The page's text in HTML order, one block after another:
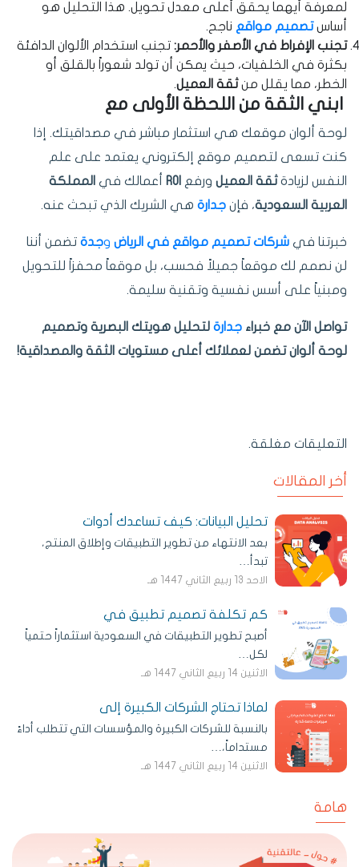
لمعرفة أيهما يحقق أعلى معدل تحويل. هذا التحليل هو
أساستصميم مواقع ناجح.
تجنب الإفراط في الأصفر والأحمر: تجنب استخدام الألوان الدافئة
بكثرة في الخلفيات، حيث يمكن أن تولد شعوراً بالقلق أو
الخطر، مما يقلل منثقة العميل.
ابني الثقة من اللحظة الأولى مع
لوحة ألوان موقعك هي استثمار مباشر في مصداقيتك. إذا
كنت تسعى لتصميم موقع إلكتروني يعتمد على علم
النفس لزيادةثقة العميل ورفع ROI أعمالك في المملكة
العربية السعودية، فإن جدارة هي الشريك الذي تبحث عنه.
خبرتنا في شركات تصميم مواقع في الرياض وجدة تضمن أننا
لن نصمم لك موقعاً جميلاً فحسب، بل موقعاً محفزاً للتحويل
ومبنياً على أسس نفسية وتقنية سليمة.
تواصل الآن مع خبراء جدارة لتحليل هويتك البصرية وتصميم
لوحة ألوان تضمن لعملائك أعلى مستويات الثقة والمصداقية!
التعليقات مغلقة.
أخر المقالات
تحليل البيانات: كيف تساعدك أدوات
بعد الانتهاء من تطوير التطبيقات وإطلاق المنتج،
تبدأ…
الاحد 13 ربيع الثاني 1447 هـ
كم تكلفة تصميم تطبيق في
أصبح تطوير التطبيقات في السعودية استثماراً حتمياً
لكل…
الاثنين 14 ربيع الثاني 1447 هـ
لماذا تحتاج الشركات الكبيرة إلى
بالنسبة للشركات الكبيرة والمؤسسات التي تتطلب أداءً
مستداماً،…
الاثنين 14 ربيع الثاني 1447 هـ
هامة